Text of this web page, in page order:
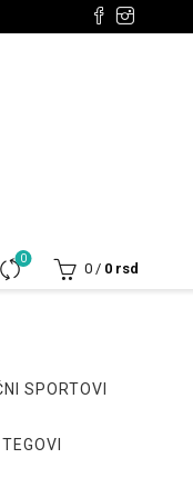
0
0 / 0 rsd
SPORTOVI